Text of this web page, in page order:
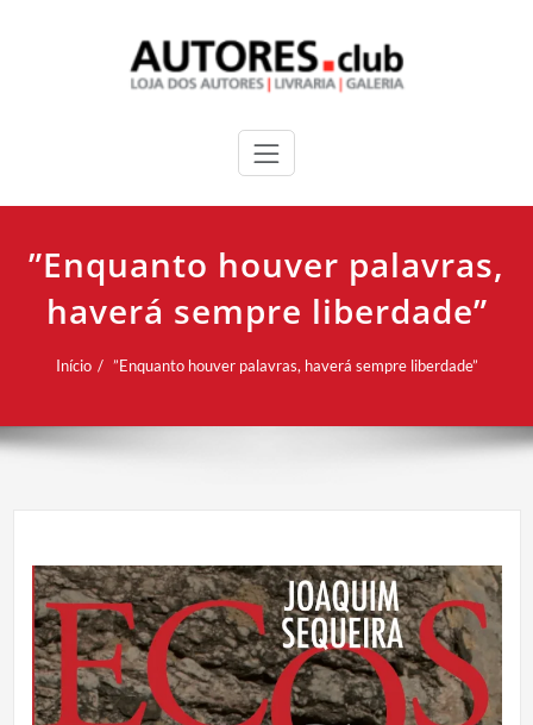
”Enquanto houver palavras,
haverá sempre liberdade”
Início ”Enquanto houver palavras, haverá sempre liberdade”